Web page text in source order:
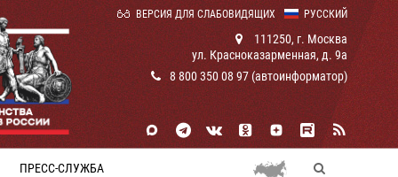
РУССКИЙ
ВЕРСИЯ ДЛЯ СЛАБОВИДЯЩИХ
111250, г. Москва
ул. Красноказарменная, д. 9а
8 800 350 08 97 (автоинформатор)
ПРЕСС-СЛУЖБА